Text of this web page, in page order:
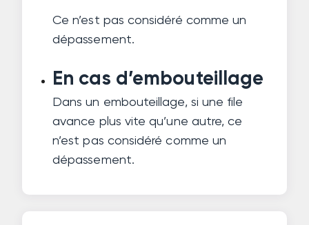
Ce n’est pas considéré comme un
dépassement.
En cas d’embouteillage
Dans un embouteillage, si une file
avance plus vite qu’une autre, ce
n’est pas considéré comme un
dépassement.